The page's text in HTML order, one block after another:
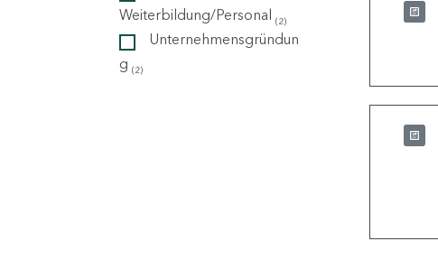
Weiterbildung/Personal (2)
Unternehmensgründun
g (2)